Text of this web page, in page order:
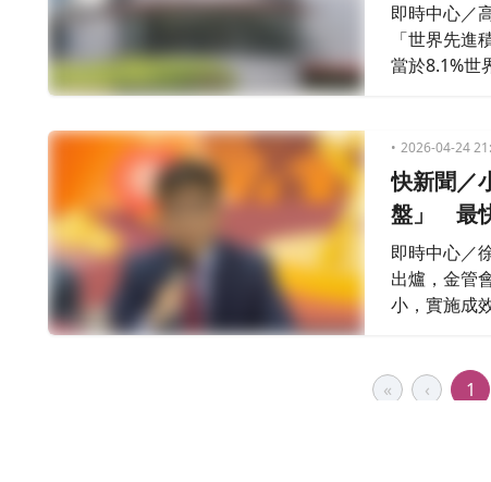
即時中心／
「世界先
當於8.1%世
2026-04-24
快新聞／
盤」 最
即時中心／
出爐，金管
小，實施成
«
‹ 1